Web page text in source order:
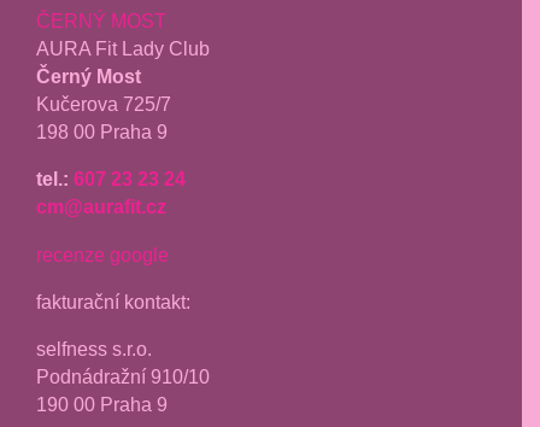
ČERNÝ MOST
AURA Fit Lady Club
Černý Most
Kučerova 725/7
198 00 Praha 9
tel.: 607 23 23 24
cm@aurafit.cz
recenze google
fakturační kontakt:
selfness s.r.o.
Podnádražní 910/10
190 00 Praha 9